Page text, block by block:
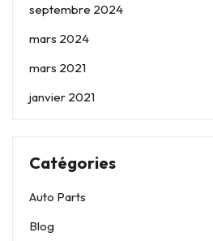
septembre 2024
mars 2024
mars 2021
janvier 2021
Catégories
Auto Parts
Blog